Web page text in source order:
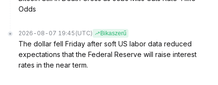
Odds
2026-08-07 19:45 (UTC) Bikaszerű
The dollar fell Friday after soft US labor data reduced
expectations that the Federal Reserve will raise interest
rates in the near term.